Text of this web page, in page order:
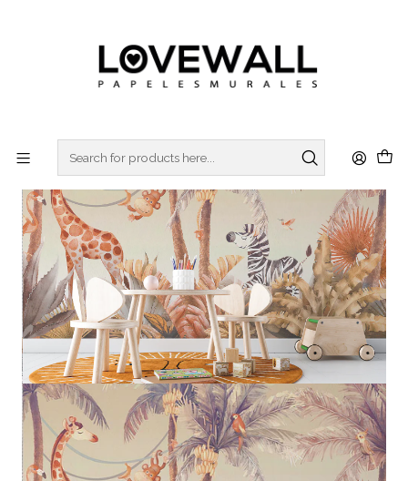
Home KIDS KID23-23